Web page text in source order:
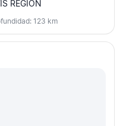
REGION
123 km